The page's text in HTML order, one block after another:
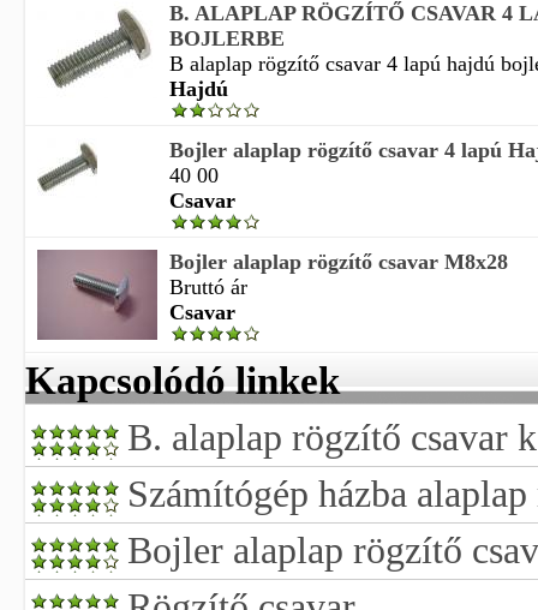
B. ALAPLAP RÖGZÍTŐ CSAVAR 4
BOJLERBE
B alaplap rögzítő csavar 4 lapú hajdú
Hajdú
Bojler alaplap rögzítő csavar 4 lapú
40 00
Csavar
Bojler alaplap rögzítő csavar M8x28
Bruttó ár
Csavar
Kapcsolódó linkek
B. alaplap rögzítő csavar
Számítógép házba
Bojler alaplap rögzítő